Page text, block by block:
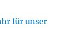
für unser